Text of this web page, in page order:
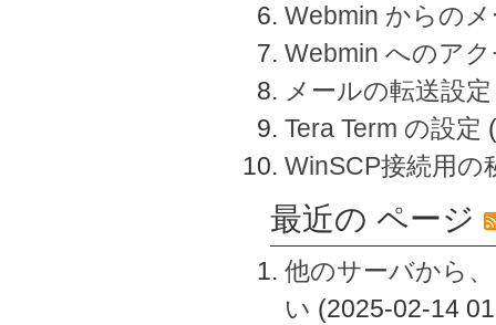
Webmin からの
Webmin へのア
メールの転送設定
Tera Term の設定
WinSCP接続用の
最近の ページ
他のサーバから
い (2025-02-14